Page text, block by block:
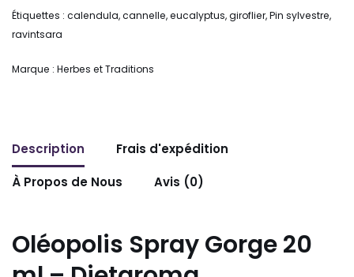
Étiquettes : calendula,cannelle,eucalyptus,giroflier,Pin sylvestre,
ravintsara
Marque : Herbes et Traditions
Description
Frais d'expédition
À Propos de Nous
Avis (0)
Oléopolis Spray Gorge 20